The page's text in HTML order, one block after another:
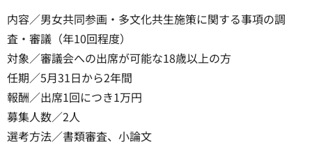
内容／男女共同参画・多文化共生施策に関する事項の調
査・審議（年10回程度）
対象／審議会への出席が可能な18歳以上の方
任期／5月31日から2年間
報酬／出席1回につき1万円
募集人数／2人
選考方法／書類審査、小論文